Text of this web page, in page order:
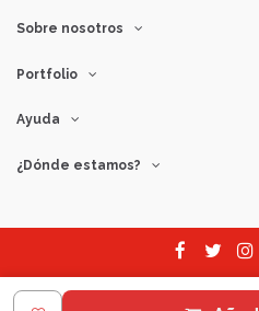
Sobre nosotros
Portfolio
Ayuda
¿Dónde estamos?
© Copyright 2026 B97828446 -